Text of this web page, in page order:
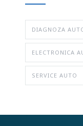
DIAGNOZA
ELECTRONICA
SERVICE AUTO